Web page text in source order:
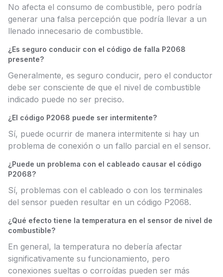
No afecta el consumo de combustible, pero podría
generar una falsa percepción que podría llevar a un
llenado innecesario de combustible.
¿Es seguro conducir con el código de falla P2068
presente?
Generalmente, es seguro conducir, pero el conductor
debe ser consciente de que el nivel de combustible
indicado puede no ser preciso.
¿El código P2068 puede ser intermitente?
Sí, puede ocurrir de manera intermitente si hay un
problema de conexión o un fallo parcial en el sensor.
¿Puede un problema con el cableado causar el código
P2068?
Sí, problemas con el cableado o con los terminales
del sensor pueden resultar en un código P2068.
¿Qué efecto tiene la temperatura en el sensor de nivel de
combustible?
En general, la temperatura no debería afectar
significativamente su funcionamiento, pero
conexiones sueltas o corroídas pueden ser más